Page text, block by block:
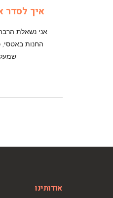
איך לסדר
אני נשאלת
החנות באטסי,
אודותינו